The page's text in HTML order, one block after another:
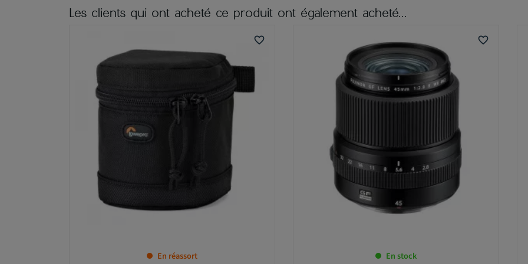
Les clients qui ont acheté ce produit ont également acheté...
favorite_border
En réassort
favorite_border
En stock